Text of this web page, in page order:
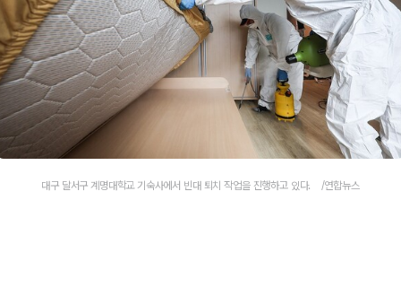
대구 달서구 계명대학교 기숙사에서 빈대 퇴치 작업을 진행하고 있다. /연합뉴스